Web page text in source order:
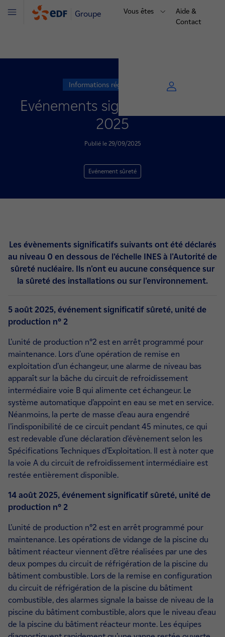
Groupe Vous êtes
Aide &
Contact
Menu
Informations réglementaires
Evénements significatifs août
2025
Publié le 29/09/2025
Evénement sûreté
Les évènements significatifs suivants ont été déclarés
au niveau 0 en dessous de l’échelle INES à l'Autorité de
sûreté nucléaire. Ils n'ont eu aucune conséquence sur
la sûreté des installations ou sur l'environnement.
5 août 2025, événement significatif sûreté, unité de
production n° 2
L’unité de production n°2 est en arrêt programmé pour
maintenance. Lors d’une opération de remise en
exploitation d’un échangeur, une alarme de niveau bas
apparaît sur la bâche du circuit de refroidissement
intermédiaire voie B qui alimente cet échangeur. Le
système automatique d’appoint en eau se met en service.
Néanmoins, la perte de masse d’eau aura engendré
l’indisponibilité de ce circuit pendant 45 minutes, ce qui
est redevable d’une déclaration d’évènement selon les
Spécifications Techniques d’Exploitation. Il est à noter que
la voie A du circuit de refroidissement intermédiaire est
restée entièrement disponible.
14 août 2025, événement significatif sûreté, unité de
production n° 2
L’unité de production n°2 est en arrêt programmé pour
maintenance. Les opérations de vidange de la piscine du
bâtiment réacteur viennent d’être réalisées par une des
deux pompes du circuit de réfrigération de la piscine du
bâtiment combustible. Lors de la remise en configuration
du circuit de réfrigération de la piscine du bâtiment
combustible, des alarmes signale la baisse de niveau de la
piscine du bâtiment combustible, alors que le niveau d’eau
de la piscine du bâtiment réacteur monte. Les équipes